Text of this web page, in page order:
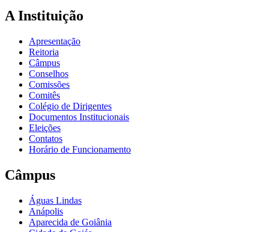
A Instituição
Apresentação
Reitoria
Câmpus
Conselhos
Comissões
Comitês
Colégio de Dirigentes
Documentos Institucionais
Eleições
Contatos
Horário de Funcionamento
Câmpus
Águas Lindas
Anápolis
Aparecida de Goiânia